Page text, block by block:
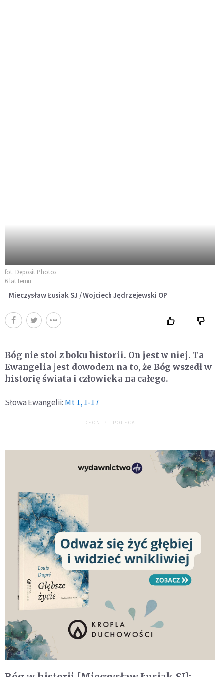
fot. Deposit Photos
6 lat temu
Mieczysław Łusiak SJ / Wojciech Jędrzejewski OP
Bóg nie stoi z boku historii. On jest w niej. Ta
Ewangelia jest dowodem na to, że Bóg wszedł w
historię świata i człowieka na całego.
Słowa Ewangelii: Mt 1, 1-17
DEON.PL POLECA